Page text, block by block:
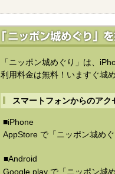
「ニッポン城めぐり」は、
利用料金は無料！いますぐ城
スマートフォンからのアク
■iPhone
AppStore で「ニッポン城めぐ
■Android
Google play で「ニッポン城